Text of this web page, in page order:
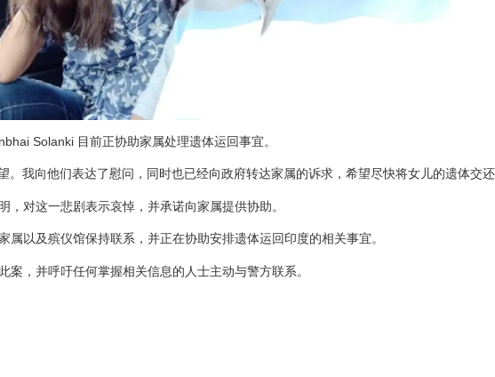
Solanki 目前正协助家属处理遗体运回事宜。
。我向他们表达了慰问，同时也已经向政府转达家属的诉求，希望尽快将女儿的遗体交
，对这一悲剧表示哀悼，并承诺向家属提供协助。
属以及殡仪馆保持联系，并正在协助安排遗体运回印度的相关事宜。
，并呼吁任何掌握相关信息的人士主动与警方联系。